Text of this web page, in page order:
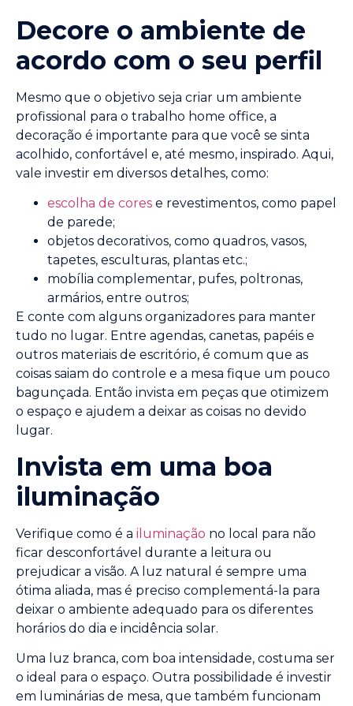
Decore o ambiente de
acordo com o seu perfil
Mesmo que o objetivo seja criar um ambiente
profissional para o trabalho home office, a
decoração é importante para que você se sinta
acolhido, confortável e, até mesmo, inspirado. Aqui,
vale investir em diversos detalhes, como:
escolha de cores e revestimentos, como papel
de parede;
objetos decorativos, como quadros, vasos,
tapetes, esculturas, plantas etc.;
mobília complementar, pufes, poltronas,
armários, entre outros;
E conte com alguns organizadores para manter
tudo no lugar. Entre agendas, canetas, papéis e
outros materiais de escritório, é comum que as
coisas saiam do controle e a mesa fique um pouco
bagunçada. Então invista em peças que otimizem
o espaço e ajudem a deixar as coisas no devido
lugar.
Invista em uma boa
iluminação
Verifique como é a iluminação no local para não
ficar desconfortável durante a leitura ou
prejudicar a visão. A luz natural é sempre uma
ótima aliada, mas é preciso complementá-la para
deixar o ambiente adequado para os diferentes
horários do dia e incidência solar.
Uma luz branca, com boa intensidade, costuma ser
o ideal para o espaço. Outra possibilidade é investir
em luminárias de mesa, que também funcionam